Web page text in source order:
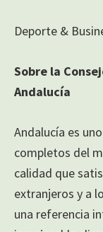
Deporte &
Sobre la
Andalucía
Andalucía es
completos del
calidad que
extranjeros y a
una referencia